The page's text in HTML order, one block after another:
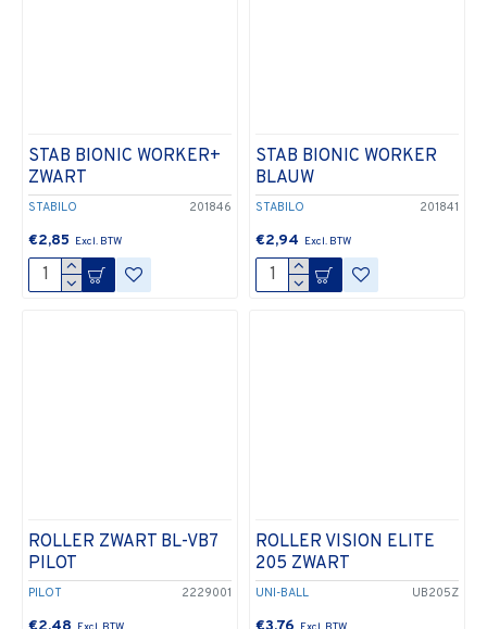
STABILO 201846
STAB BIONIC WORKER+
ZWART
€2,85
STABILO 201841
STAB BIONIC WORKER
BLAUW
€2,94
PILOT 2229001
ROLLER ZWART BL-VB7
PILOT
UNI-BALL UB205Z
ROLLER VISION ELITE
205 ZWART